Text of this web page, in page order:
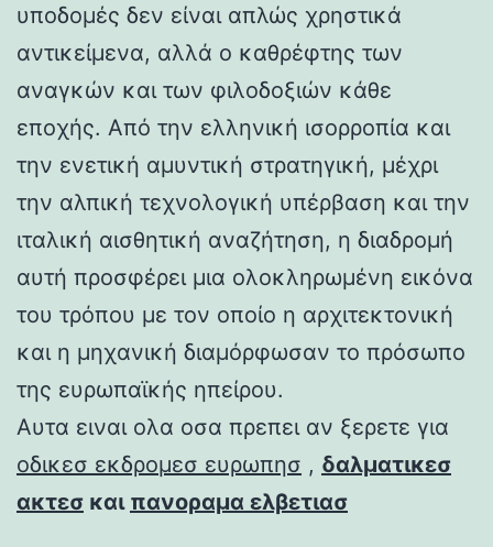
υποδομές δεν είναι απλώς χρηστικά
αντικείμενα, αλλά ο καθρέφτης των
αναγκών και των φιλοδοξιών κάθε
εποχής. Από την ελληνική ισορροπία και
την ενετική αμυντική στρατηγική, μέχρι
την αλπική τεχνολογική υπέρβαση και την
ιταλική αισθητική αναζήτηση, η διαδρομή
αυτή προσφέρει μια ολοκληρωμένη εικόνα
του τρόπου με τον οποίο η αρχιτεκτονική
και η μηχανική διαμόρφωσαν το πρόσωπο
της ευρωπαϊκής ηπείρου.
Αυτα ειναι ολα οσα πρεπει αν ξερετε για
οδικεσ εκδρομεσ ευρωπησ , δαλματικεσ
ακτεσ και πανοραμα ελβετιασ